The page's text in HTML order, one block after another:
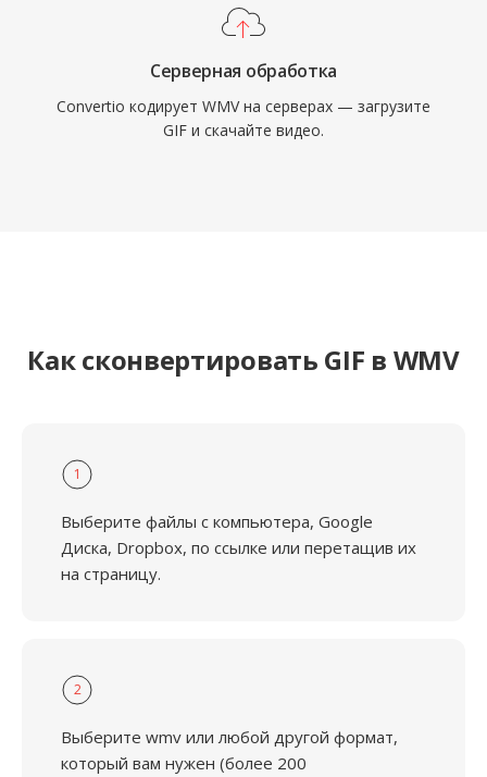
Серверная обработка
Convertio кодирует WMV на серверах — загрузите
GIF и скачайте видео.
Как сконвертировать GIF в WMV
1
Выберите файлы с компьютера, Google
Диска, Dropbox, по ссылке или перетащив их
на страницу.
2
Выберите wmv или любой другой формат,
который вам нужен (более 200